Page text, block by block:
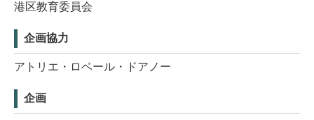
港区教育委員会
企画協力
アトリエ・ロベール・ドアノー
企画